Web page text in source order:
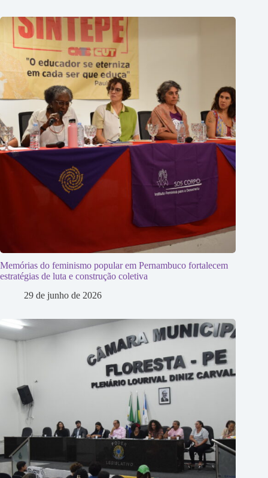
Memórias do feminismo popular em Pernambuco fortalecem
estratégias de luta e construção coletiva
29 de junho de 2026